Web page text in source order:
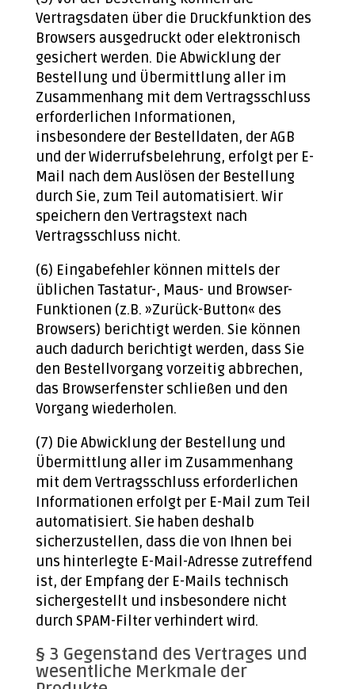
Vertragsdaten über die Druckfunktion des
Browsers ausgedruckt oder elektronisch
gesichert werden. Die Abwicklung der
Bestellung und Übermittlung aller im
Zusammenhang mit dem Vertragsschluss
erforderlichen Informationen,
insbesondere der Bestelldaten, der AGB
und der Widerrufsbelehrung, erfolgt per E-
Mail nach dem Auslösen der Bestellung
durch Sie, zum Teil automatisiert. Wir
speichern den Vertragstext nach
Vertragsschluss nicht.
(6) Eingabefehler können mittels der
üblichen Tastatur-, Maus- und Browser-
Funktionen (z.B. »Zurück-Button« des
Browsers) berichtigt werden. Sie können
auch dadurch berichtigt werden, dass Sie
den Bestellvorgang vorzeitig abbrechen,
das Browserfenster schließen und den
Vorgang wiederholen.
(7) Die Abwicklung der Bestellung und
Übermittlung aller im Zusammenhang
mit dem Vertragsschluss erforderlichen
Informationen erfolgt per E-Mail zum Teil
automatisiert. Sie haben deshalb
sicherzustellen, dass die von Ihnen bei
uns hinterlegte E-Mail-Adresse zutreffend
ist, der Empfang der E-Mails technisch
sichergestellt und insbesondere nicht
durch SPAM-Filter verhindert wird.
§ 3 Gegenstand des Vertrages und
wesentliche Merkmale der